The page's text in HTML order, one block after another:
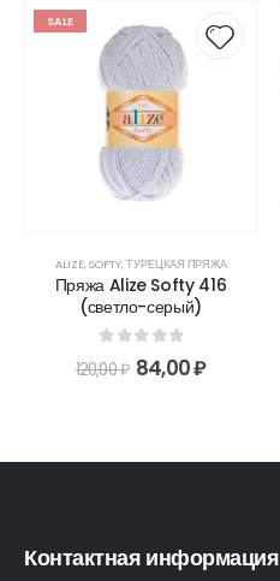
SALE
ALIZE,SOFTY,ТУРЕЦКАЯ ПРЯЖА
Пряжа Alize Softy 416
(светло-серый)
out of 5
120,00₽ 84,00₽
Контактная информация